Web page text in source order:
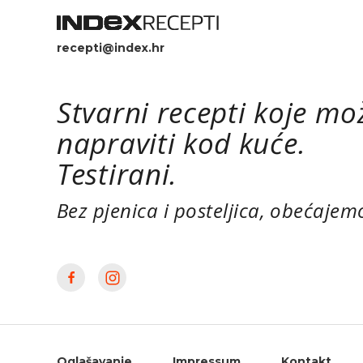
recepti@index.hr
Stvarni recepti koje
napraviti kod kuće.
Testirani.
Bez pjenica i posteljica,